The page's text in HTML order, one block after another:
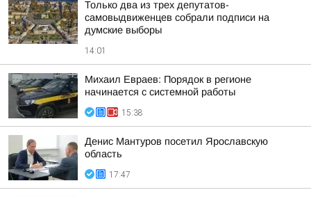
Только два из трех депутатов-
самовыдвиженцев собрали подписи на
думские выборы
14:01
Михаил Евраев: Порядок в регионе
начинается с системной работы
15:38
Денис Мантуров посетил Ярославскую
область
17:47